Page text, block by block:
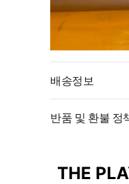
배송정보
반품 및 환불 정
THE